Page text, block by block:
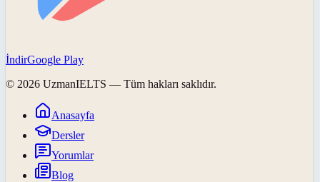
İndirGoogle Play
© 2026 UzmanIELTS — Tüm hakları saklıdır.
Anasayfa
Dersler
Yorumlar
Blog